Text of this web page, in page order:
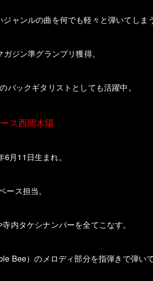
ャンルの曲を何でも軽々と弾いてしまう
ジン準グランプリ獲得。
バックギタリストとしても活躍中。
ス西間木陽
6月11 日生まれ。
ース担当。
内タケシナンバーを全てこなす。
Bee）のメロディ部分を指弾きで弾いて